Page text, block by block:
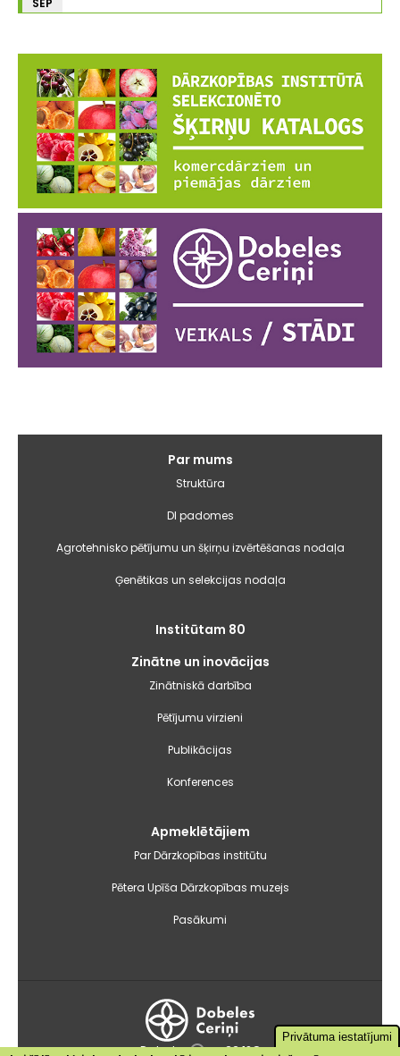
Par mums
Struktūra
DI padomes
Agrotehnisko pētījumu un šķirņu izvērtēšanas nodaļa
Ģenētikas un selekcijas nodaļa
Institūtam 80
Zinātne un inovācijas
Zinātniskā darbība
Pētījumu virzieni
Publikācijas
Konferences
Apmeklētājiem
Par Dārzkopības institūtu
Pētera Upīša Dārzkopības muzejs
Pasākumi
Dobele +22.1°C
Privātuma iestatījumi